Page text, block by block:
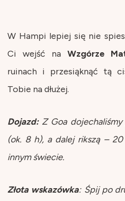
W Hampi lepiej się nie
Ci wejść na Wzgórze
ruinach i przesiąknąć tą
Tobie na dłużej.
Dojazd: Z Goa
(ok. 8 h), a dalej rikszą –
innym świecie.
Złota wskazówka: Śpij po